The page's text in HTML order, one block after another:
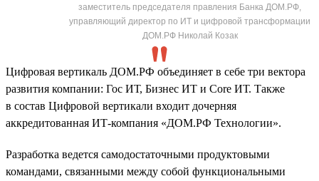
заместитель председателя правления Банка ДОМ.РФ,
управляющий директор по ИТ и цифровой трансформации
ДОМ.РФ Николай Козак
Цифровая вертикаль ДОМ.РФ объединяет в себе три вектора
развития компании: Гос ИТ, Бизнес ИТ и Core ИТ. Также
в состав Цифровой вертикали входит дочерняя
аккредитованная ИТ-компания «ДОМ.РФ Технологии».
Разработка ведется самодостаточными продуктовыми
командами, связанными между собой функциональными